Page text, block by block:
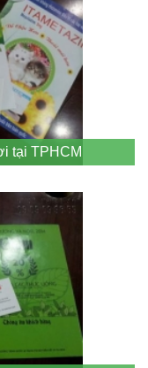
tại TPHCM